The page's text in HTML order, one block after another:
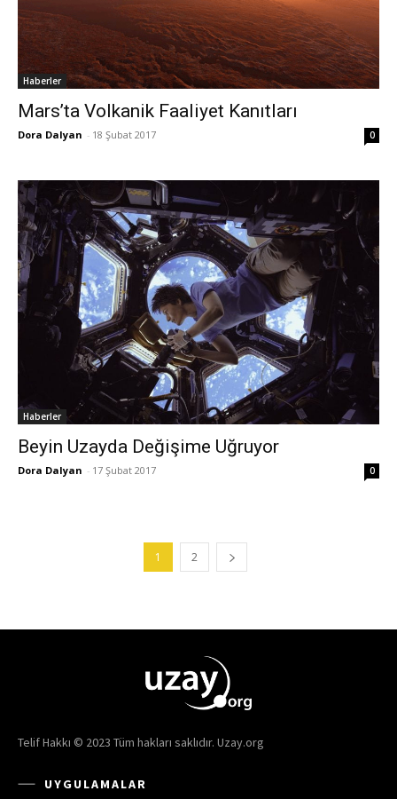
Haberler
Mars’ta Volkanik Faaliyet Kanıtları
Dora Dalyan - 18 Şubat 2017 0
Haberler
Beyin Uzayda Değişime Uğruyor
Dora Dalyan - 17 Şubat 2017 0
1 2
Telif Hakkı © 2023 Tüm hakları saklıdır. Uzay.org
UYGULAMALAR